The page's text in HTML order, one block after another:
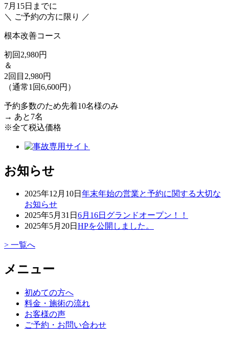
7月15日 までに
＼ ご予約の方に限り ／
根本改善コース
初回2,980円
＆
2回目2,980円
（通常1回6,600円）
予約多数のため先着10名様のみ
→ あと7名
※全て税込価格
お知らせ
2025年12月10日 年末年始の営業と予約に関する大切な
お知らせ
2025年5月31日 6月16日グランドオープン！！
2025年5月20日 HPを公開しました。
> 一覧へ
メニュー
初めての方へ
料金・施術の流れ
お客様の声
ご予約・お問い合わせ